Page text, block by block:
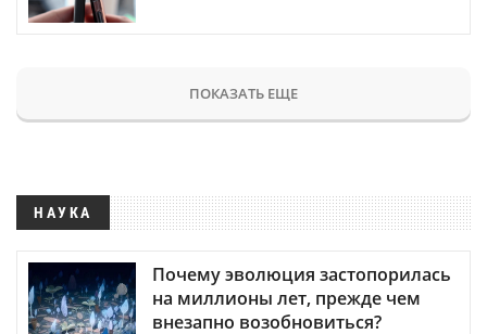
ПОКАЗАТЬ ЕЩЕ
НАУКА
Почему эволюция застопорилась
на миллионы лет, прежде чем
внезапно возобновиться?